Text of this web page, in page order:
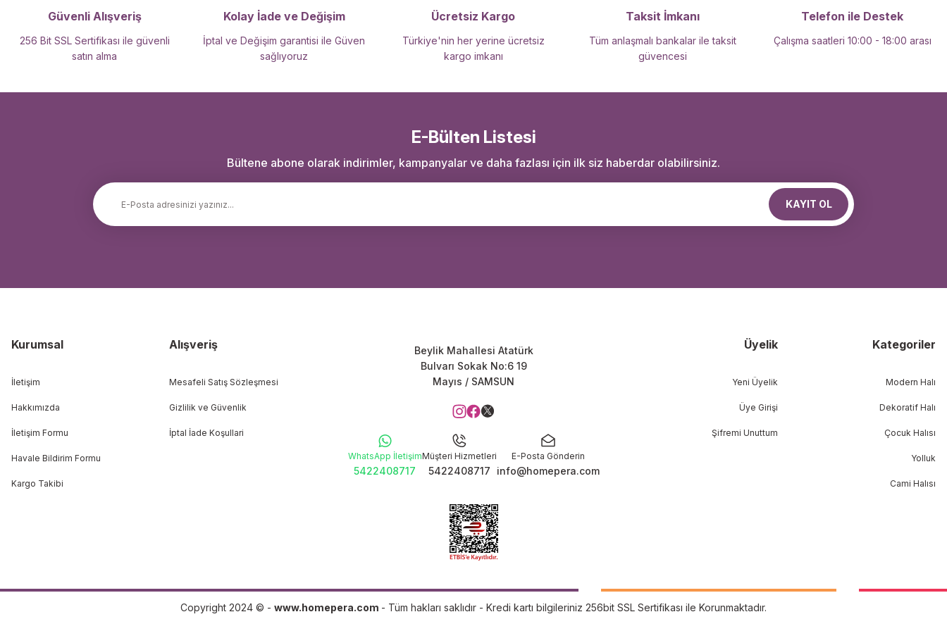
Güvenli Alışveriş
256 Bit SSL Sertifikası ile güvenli
satın alma
Kolay İade ve Değişim
İptal ve Değişim garantisi ile Güven
sağlıyoruz
Ücretsiz Kargo
Türkiye'nin her yerine ücretsiz
kargo imkanı
Taksit İmkanı
Tüm anlaşmalı bankalar ile taksit
güvencesi
Telefon ile Destek
Çalışma saatleri 10:00 - 18:00 arası
E-Bülten Listesi
Bültene abone olarak indirimler, kampanyalar ve daha fazlası için ilk siz haberdar olabilirsiniz.
KAYIT OL
Kurumsal
İletişim
Hakkımızda
İletişim Formu
Havale Bildirim Formu
Kargo Takibi
Alışveriş
Mesafeli Satış Sözleşmesi
Gizlilik ve Güvenlik
İptal İade Koşullari
Beylik Mahallesi Atatürk
Bulvarı Sokak No:6 19
Mayıs / SAMSUN
WhatsApp İletişim
5422408717
Müşteri Hizmetleri
5422408717
E-Posta Gönderin
info@homepera.com
Üyelik
Yeni Üyelik
Üye Girişi
Şifremi Unuttum
Kategoriler
Modern Halı
Dekoratif Halı
Çocuk Halısı
Yolluk
Cami Halısı
Copyright 2024 © - www.homepera.com - Tüm hakları saklıdır - Kredi kartı bilgileriniz 256bit SSL Sertifikası ile Korunmaktadır.